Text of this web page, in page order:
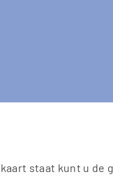
staat kunt u